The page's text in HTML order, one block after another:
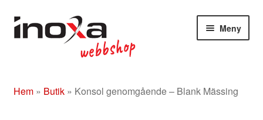
Hoppa
till
Hoppa
till
Meny
Om
Hem» Butik» Konsol genomgående – Blank Mässing